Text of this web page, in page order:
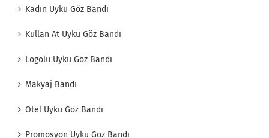
Kadın Uyku Göz Bandı
Kullan At Uyku Göz Bandı
Logolu Uyku Göz Bandı
Makyaj Bandı
Otel Uyku Göz Bandı
Promosyon Uyku Göz Bandı